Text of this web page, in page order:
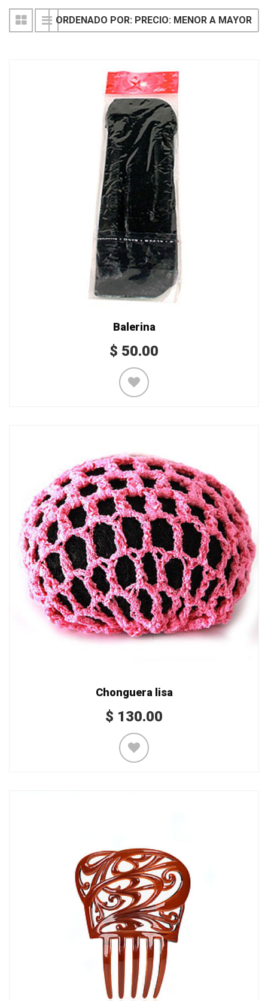
ORDENADO POR: PRECIO: MENOR A MAYOR
Balerina
$ 50.00
Chonguera lisa
$ 130.00